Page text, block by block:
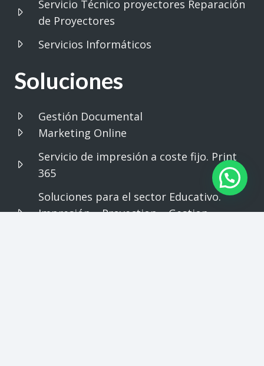
Servicio Técnico proyectores Reparación
de Proyectores
Servicios Informáticos
Soluciones
Gestión Documental
Marketing Online
Servicio de impresión a coste fijo. Print
365
Soluciones para el sector Educativo.
Impresión – Proyection – Gestion